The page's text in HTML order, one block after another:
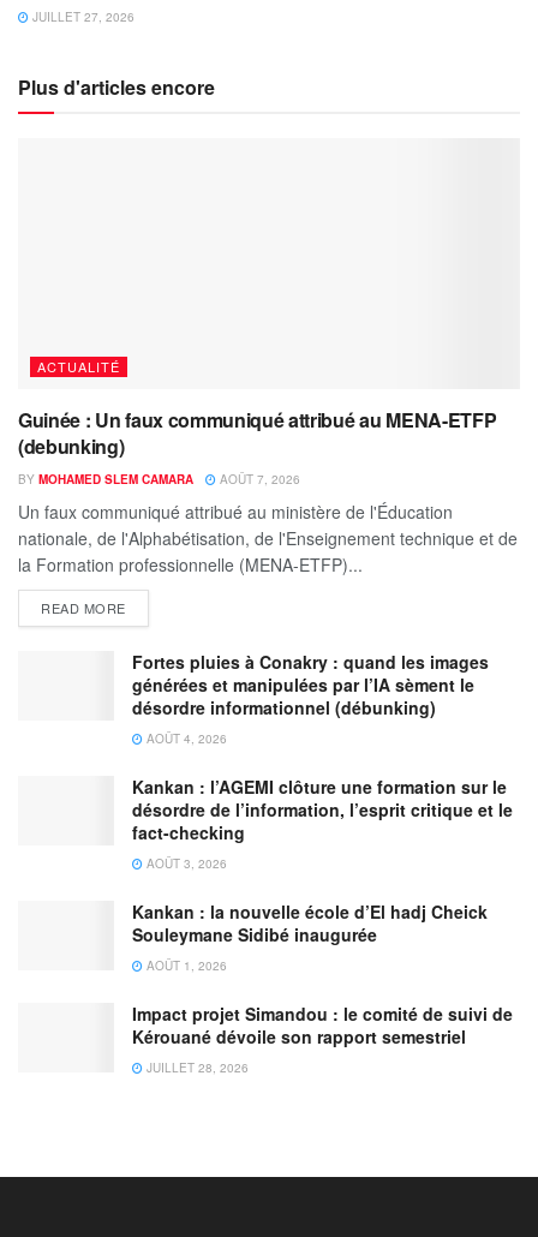
JUILLET 27, 2026
Plus d'articles encore
ACTUALITÉ
Guinée : Un faux communiqué attribué au MENA-ETFP
(debunking)
BY MOHAMED SLEM CAMARA AOÛT 7, 2026
Un faux communiqué attribué au ministère de l'Éducation
nationale, de l'Alphabétisation, de l'Enseignement technique et de
la Formation professionnelle (MENA-ETFP)...
READ MORE
Fortes pluies à Conakry : quand les images
générées et manipulées par l’IA sèment le
désordre informationnel (débunking)
AOÛT 4, 2026
Kankan : l’AGEMI clôture une formation sur le
désordre de l’information, l’esprit critique et le
fact-checking
AOÛT 3, 2026
Kankan : la nouvelle école d’El hadj Cheick
Souleymane Sidibé inaugurée
AOÛT 1, 2026
Impact projet Simandou : le comité de suivi de
Kérouané dévoile son rapport semestriel
JUILLET 28, 2026